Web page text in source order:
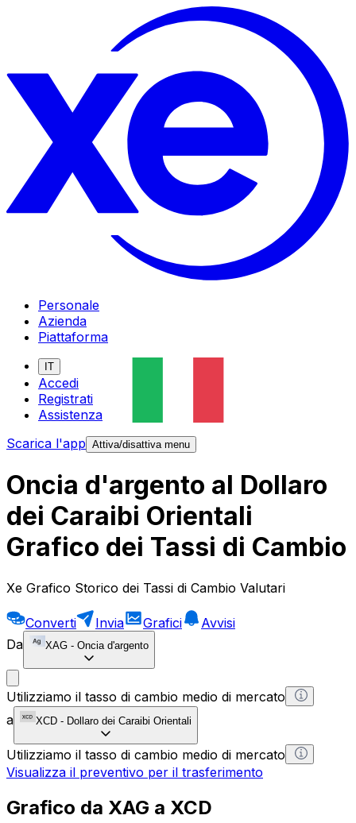
Personale
Azienda
Piattaforma
IT
Accedi
Registrati
Assistenza
Scarica l'app Attiva/disattiva menu
Oncia d'argento al Dollaro
dei Caraibi Orientali
Grafico dei Tassi di Cambio
Xe Grafico Storico dei Tassi di Cambio Valutari
Converti Invia Grafici
Avvisi
Da
XAG - Oncia d'argento
Utilizziamo il tasso di cambio medio di mercato
a
XCD - Dollaro dei Caraibi Orientali
Utilizziamo il tasso di cambio medio di mercato
Visualizza il preventivo per il trasferimento
Grafico da XAG a XCD